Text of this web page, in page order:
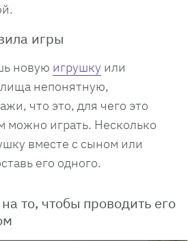
игры
новую игрушку или
непонятную,
что это, для чего это
можно играть. Несколько
вместе с сыном или
его одного.
то, чтобы проводить его